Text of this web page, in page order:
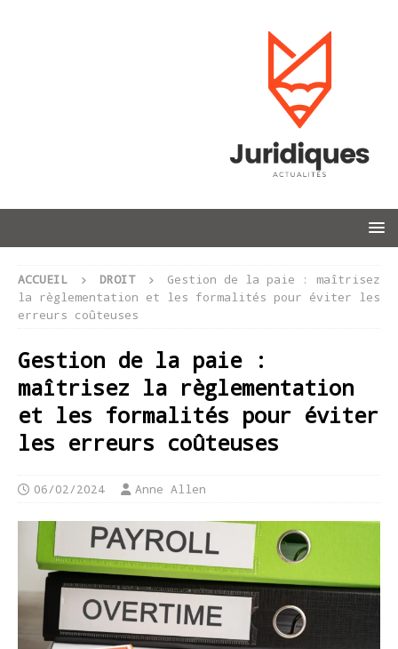
ACCUEIL DROIT
Gestion de la paie : maîtrisez
la règlementation et les formalités pour éviter les
erreurs coûteuses
Gestion de la paie :
maîtrisez la règlementation
et les formalités pour éviter
les erreurs coûteuses
06/02/2024 Anne Allen